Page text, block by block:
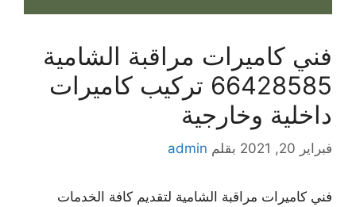
فني كاميرات مراقبة الشامية
66428585 تركيب كاميرات
داخلية وخارجية
فبراير 20, 2021 بقلم admin
فني كاميرات مراقبة الشامية لتقديم كافة الخدمات